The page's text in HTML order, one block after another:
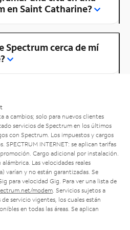
en Saint Catharine?
Spectrum cerca de mí
cambios; solo para nuevos clientes
servicios de Spectrum en los últimos
con Spectrum. Los impuestos y cargos
SPECTRUM INTERNET: se aplican tarifas
Cargo adicional por instalación.
Las velocidades reales
varían y no están garantizadas. Se
para velocidad Gig. Para ver una lista de
modem . Servicios sujetos a
servicio vigentes, los cuales están
en todas las áreas. Se aplican